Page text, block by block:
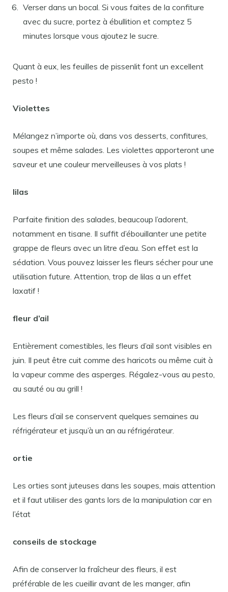
Verser dans un bocal. Si vous faites de la confiture
avec du sucre, portez à ébullition et comptez 5
minutes lorsque vous ajoutez le sucre.
Quant à eux, les feuilles de pissenlit font un excellent
pesto !
Violettes
Mélangez n’importe où, dans vos desserts, confitures,
soupes et même salades. Les violettes apporteront une
saveur et une couleur merveilleuses à vos plats !
lilas
Parfaite finition des salades, beaucoup l’adorent,
notamment en tisane. Il suffit d’ébouillanter une petite
grappe de fleurs avec un litre d’eau. Son effet est la
sédation. Vous pouvez laisser les fleurs sécher pour une
utilisation future. Attention, trop de lilas a un effet
laxatif !
fleur d’ail
Entièrement comestibles, les fleurs d’ail sont visibles en
juin. Il peut être cuit comme des haricots ou même cuit à
la vapeur comme des asperges. Régalez-vous au pesto,
au sauté ou au grill !
Les fleurs d’ail se conservent quelques semaines au
réfrigérateur et jusqu’à un an au réfrigérateur.
ortie
Les orties sont juteuses dans les soupes, mais attention
et il faut utiliser des gants lors de la manipulation car en
l’état
conseils de stockage
Afin de conserver la fraîcheur des fleurs, il est
préférable de les cueillir avant de les manger, afin